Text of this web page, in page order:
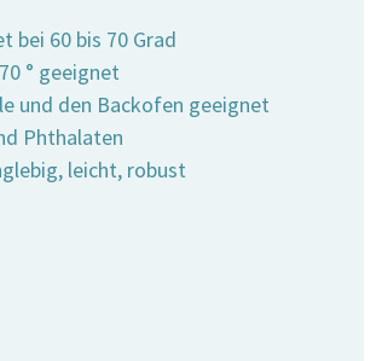
bei 60 bis 70 Grad
° geeignet
und den Backofen geeignet
Phthalaten
leicht, robust